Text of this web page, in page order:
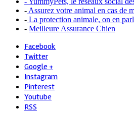
- Assurez votre animal en cas de
- La protection animale, on en
- Meilleure Assurance Chien
Facebook
Twitter
Google +
Instagram
Pinterest
Youtube
RSS